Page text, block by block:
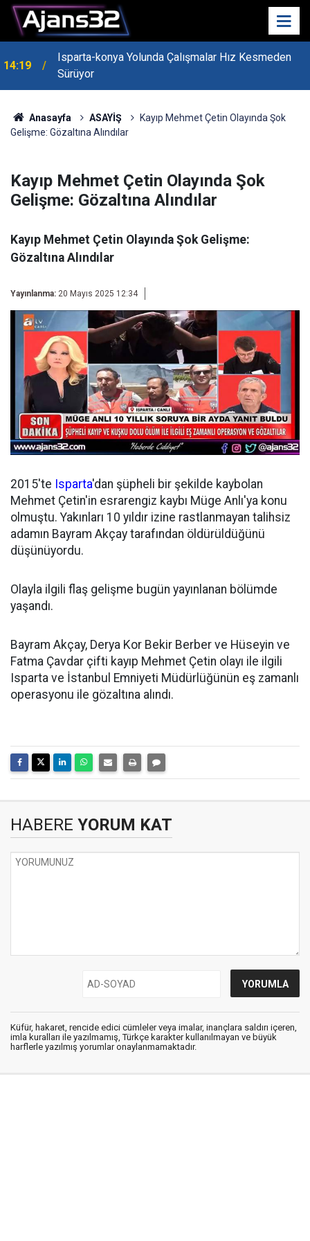
14:19
Isparta-konya Yolunda Çalışmalar Hız Kesmeden
Sürüyor
Anasayfa ASAYİŞ
Kayıp Mehmet Çetin Olayında Şok
Gelişme: Gözaltına Alındılar
Kayıp Mehmet Çetin Olayında Şok
Gelişme: Gözaltına Alındılar
Kayıp Mehmet Çetin Olayında Şok Gelişme:
Gözaltına Alındılar
Yayınlanma: 20 Mayıs 2025 12:34
2015'te Isparta'dan şüpheli bir şekilde kaybolan
Mehmet Çetin'in esrarengiz kaybı Müge Anlı'ya konu
olmuştu. Yakınları 10 yıldır izine rastlanmayan talihsiz
adamın Bayram Akçay tarafından öldürüldüğünü
düşünüyordu.
Olayla ilgili flaş gelişme bugün yayınlanan bölümde
yaşandı.
Bayram Akçay, Derya Kor Bekir Berber ve Hüseyin ve
Fatma Çavdar çifti kayıp Mehmet Çetin olayı ile ilgili
Isparta ve İstanbul Emniyeti Müdürlüğünün eş zamanlı
operasyonu ile gözaltına alındı.
HABERE YORUM KAT
Küfür, hakaret, rencide edici cümleler veya imalar, inançlara saldırı içeren,
imla kuralları ile yazılmamış, Türkçe karakter kullanılmayan ve büyük
harflerle yazılmış yorumlar onaylanmamaktadır.